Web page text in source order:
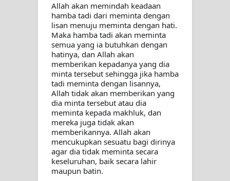
Allah akan memindah keadaan
hamba tadi dari meminta dengan
lisan menuju meminta dengan hati.
Maka hamba tadi akan meminta
semua yang ia butuhkan dengan
hatinya, dan Allah akan
memberikan kepadanya yang dia
minta tersebut sehingga jika hamba
tadi meminta dengan lisannya,
Allah tidak akan memberikan yang
dia minta tersebut atau dia
meminta kepada makhluk, dan
mereka juga tidak akan
memberikannya. Allah akan
mencukupkan sesuatu bagi dirinya
agar dia tidak meminta secara
keseluruhan, baik secara lahir
maupun batin.